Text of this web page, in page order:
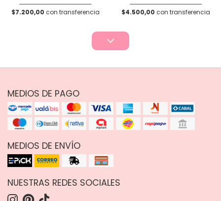
$7.200,00 con transferencia $4.500,00 con transferencia
MEDIOS DE PAGO
MEDIOS DE ENVÍO
NUESTRAS REDES SOCIALES